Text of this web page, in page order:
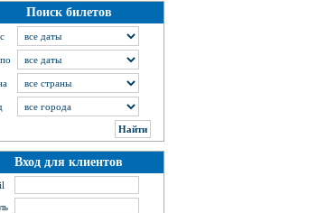
Поиск билетов
Вход для клиентов